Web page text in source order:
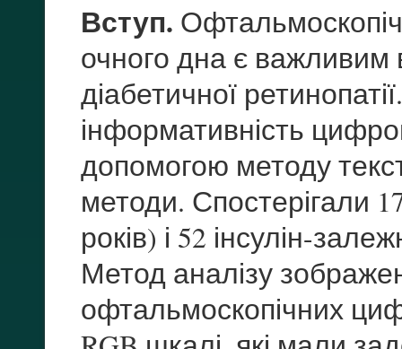
Вступ.
очного дна є важливим
діабетичної
інформативність
допомогою методу
методи. Спостерігали
років) і 52 інсулін-
Метод аналі­зу
офтальмоскопічних